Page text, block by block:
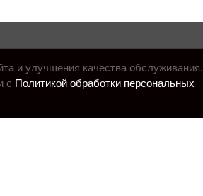
и улучшения качества обслуживания.
с Политикой обработки персональных